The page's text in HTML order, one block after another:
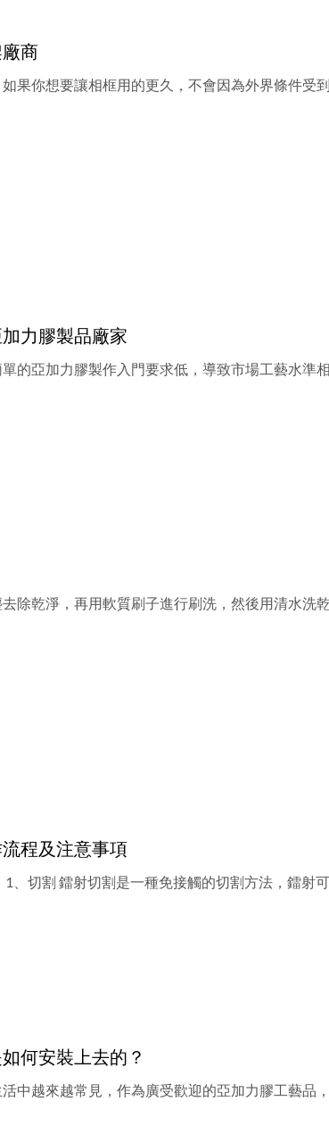
商
果你想要讓相框用的更久，不會因為外界條件受
力膠製品廠家
的亞加力膠製作入門要求低，導致市場工藝水準
除乾淨，再用軟質刷子進行刷洗，然後用清水洗
程及注意事項
、切割 鐳射切割是一種免接觸的切割方法，鐳射
何安裝上去的？
中越來越常見，作為廣受歡迎的亞加力膠工藝品